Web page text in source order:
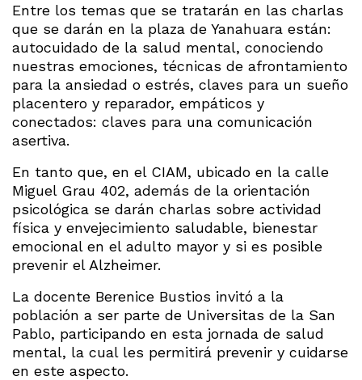
Entre los temas que se tratarán en las charlas
que se darán en la plaza de Yanahuara están:
autocuidado de la salud mental, conociendo
nuestras emociones, técnicas de afrontamiento
para la ansiedad o estrés, claves para un sueño
placentero y reparador, empáticos y
conectados: claves para una comunicación
asertiva.
En tanto que, en el CIAM, ubicado en la calle
Miguel Grau 402, además de la orientación
psicológica se darán charlas sobre actividad
física y envejecimiento saludable, bienestar
emocional en el adulto mayor y si es posible
prevenir el Alzheimer.
La docente Berenice Bustios invitó a la
población a ser parte de Universitas de la San
Pablo, participando en esta jornada de salud
mental, la cual les permitirá prevenir y cuidarse
en este aspecto.